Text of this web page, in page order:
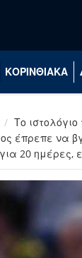
ΚΟΡΙΝΘΙΑΚΑ
Το
έπρεπε να
20 ημέρες,